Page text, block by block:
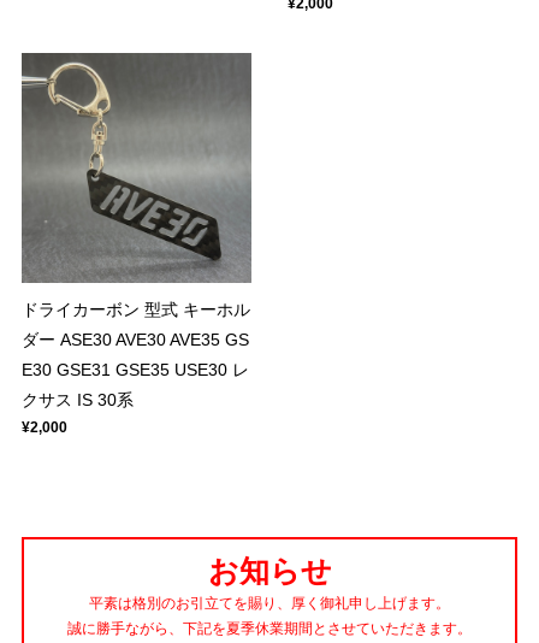
¥2,000
ドライカーボン 型式 キーホル
ダー ASE30 AVE30 AVE35 GS
E30 GSE31 GSE35 USE30 レ
クサス IS 30系
¥2,000
お知らせ
平素は格別のお引立てを賜り、厚く御礼申し上げます。
誠に勝手ながら、下記を夏季休業期間とさせていただきます。